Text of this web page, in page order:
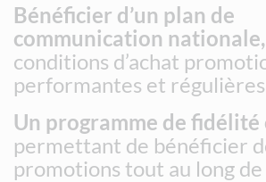
Bénéficier d’un plan de
communication nationale,
conditions d’achat
performantes et
Un programme de
permettant de bénéficier
promotions tout au long de